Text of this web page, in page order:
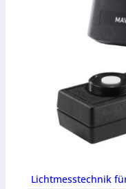
Lichtmesstechnik